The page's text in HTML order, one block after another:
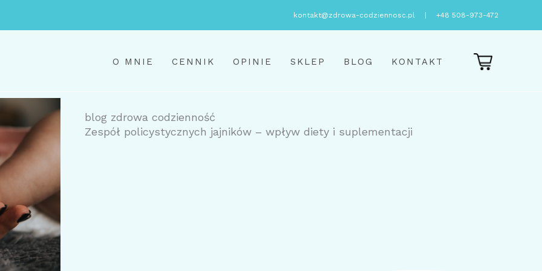
kontakt@zdrowa-codziennosc.pl +48 508-973-472
O MNIE CENNIK OPINIE SKLEP BLOG KONTAKT
blog zdrowa codzienność
Zespół policystycznych jajników – wpływ diety i suplementacji